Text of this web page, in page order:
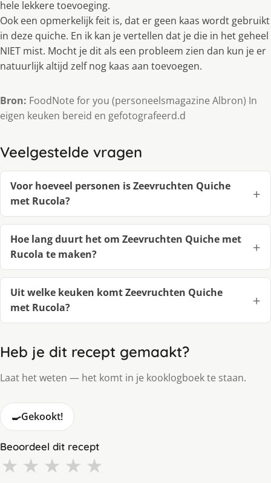
hele lekkere toevoeging.
Ook een opmerkelijk feit is, dat er geen kaas wordt gebruikt
in deze quiche. En ik kan je vertellen dat je die in het geheel
NIET mist. Mocht je dit als een probleem zien dan kun je er
natuurlijk altijd zelf nog kaas aan toevoegen.
Bron: FoodNote for you (personeelsmagazine Albron) In
eigen keuken bereid en gefotografeerd.d
Veelgestelde vragen
Voor hoeveel personen is Zeevruchten Quiche
met Rucola?
Hoe lang duurt het om Zeevruchten Quiche met
Rucola te maken?
Uit welke keuken komt Zeevruchten Quiche
met Rucola?
Heb je dit recept gemaakt?
Laat het weten — het komt in je kooklogboek te staan.
🍳Gekookt!
Beoordeel dit recept
★ ★ ★ ★ ★